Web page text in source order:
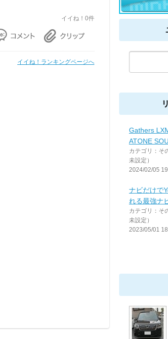
イイね！0件
イイね！ランキングページへ
Gathers
ATONE
カテゴリ：そ
未設定）
2024/02/05
ナビだけで
れる最強ナ
カテゴリ：そ
未設定）
2023/05/01